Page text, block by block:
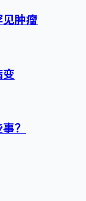
肿瘤
？